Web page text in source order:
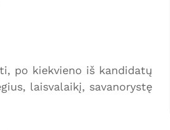
po kiekvieno iš kandidatų
laisvalaikį, savanorystę